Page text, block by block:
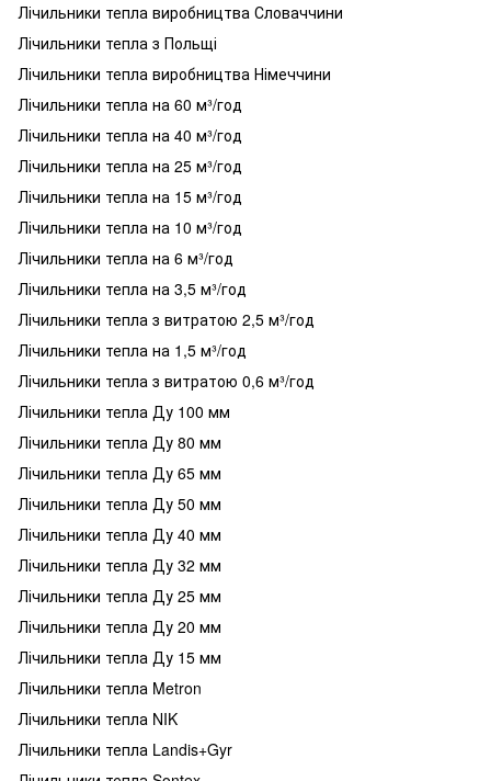
Лічильники тепла виробництва Словаччини
Лічильники тепла з Польщі
Лічильники тепла виробництва Німеччини
Лічильники тепла на 60 м³/год
Лічильники тепла на 40 м³/год
Лічильники тепла на 25 м³/год
Лічильники тепла на 15 м³/год
Лічильники тепла на 10 м³/год
Лічильники тепла на 6 м³/год
Лічильники тепла на 3,5 м³/год
Лічильники тепла з витратою 2,5 м³/год
Лічильники тепла на 1,5 м³/год
Лічильники тепла з витратою 0,6 м³/год
Лічильники тепла Ду 100 мм
Лічильники тепла Ду 80 мм
Лічильники тепла Ду 65 мм
Лічильники тепла Ду 50 мм
Лічильники тепла Ду 40 мм
Лічильники тепла Ду 32 мм
Лічильники тепла Ду 25 мм
Лічильники тепла Ду 20 мм
Лічильники тепла Ду 15 мм
Лічильники тепла Metron
Лічильники тепла NIK
Лічильники тепла Landis+Gyr